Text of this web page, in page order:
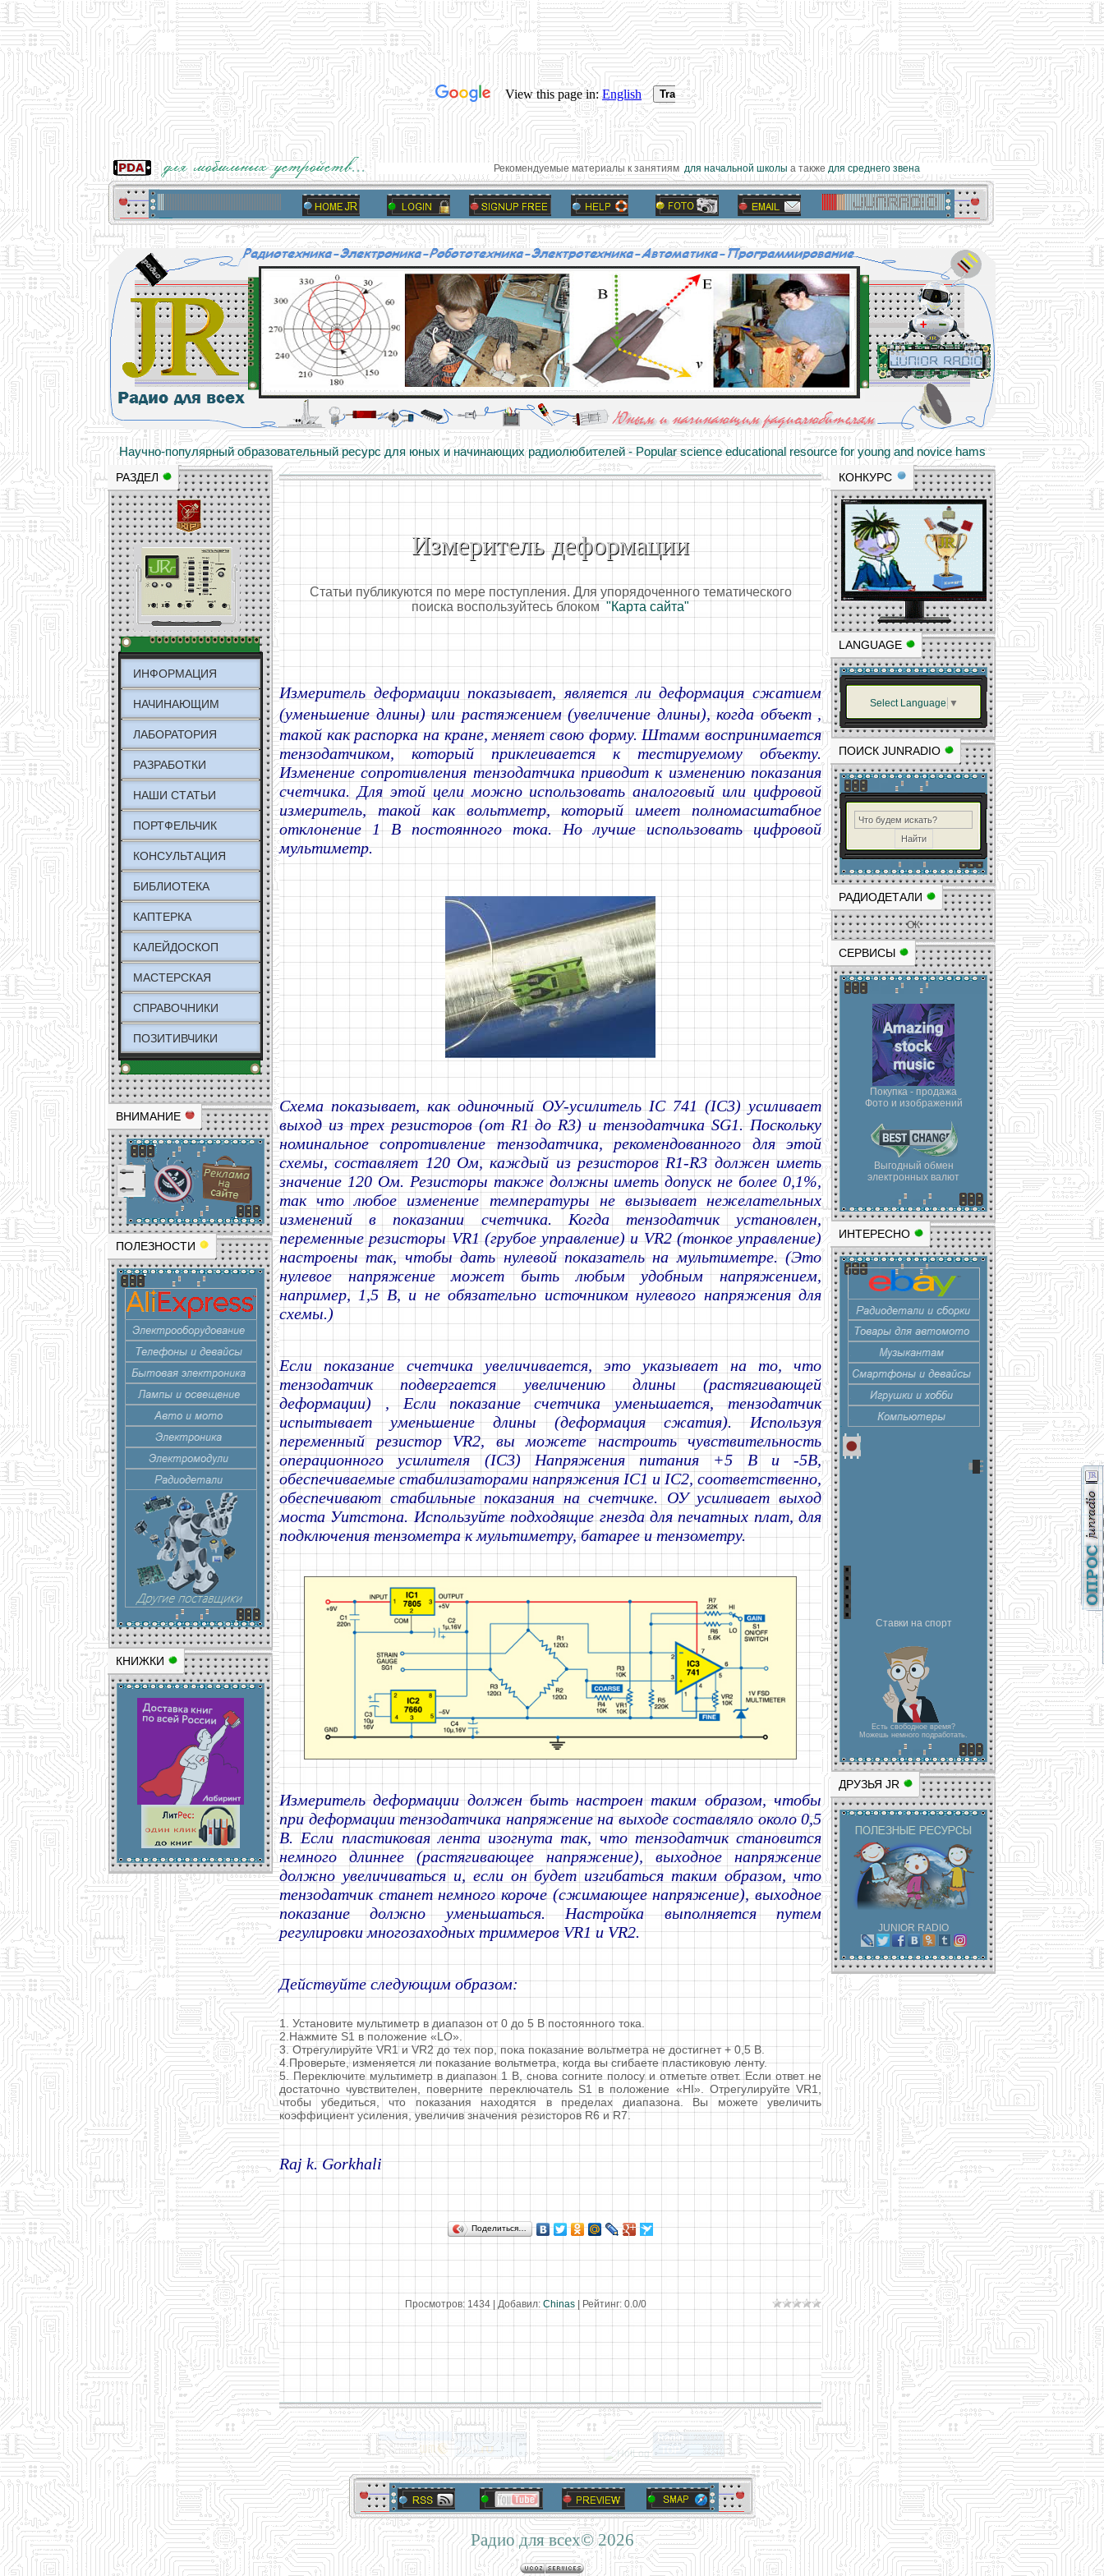
Рекомендуемые материалы к занятиямдля начальной школыа такжедля среднего звена
Научно-популярный образовательный ресурс для юных и начинающих радиолюбителей - Popular science educational resource for young and novice hams
Основы электричества, учебные материалы и опыт профессионалов - Basics of electricity, educational materials and professional experience
РАЗДЕЛ
ИНФОРМАЦИЯ
НАЧИНАЮЩИМ
ЛАБОРАТОРИЯ
РАЗРАБОТКИ
НАШИ СТАТЬИ
ПОРТФЕЛЬЧИК
КОНСУЛЬТАЦИЯ
БИБЛИОТЕКА
КАПТЕРКА
КАЛЕЙДОСКОП
МАСТЕРСКАЯ
СПРАВОЧНИКИ
ПОЗИТИВЧИКИ
ВНИМАНИЕ
ПОЛЕЗНОСТИ
КНИЖКИ
КОНКУРС
LANGUAGE
Select Language ▼
ПОИСК JUNRADIO
РАДИОДЕТАЛИ
ОК
СЕРВИСЫ
Покупка - продажа
Фото и изображений
Выгодный обмен
электронных валют
ИНТЕРЕСНО
Ставки на спорт
Есть свободное время?
Можешь немного подработать.
ДРУЗЬЯ JR
JUNIOR RADIO
Измеритель деформации
Статьи публикуются по мере поступления. Для упорядоченного тематического
поиска воспользуйтесь блоком "Карта сайта"
Измеритель деформации показывает, является ли деформация сжатием
(уменьшение длины) или растяжением (увеличение длины), когда объект ,
такой как распорка на кране, меняет свою форму. Штамм воспринимается
тензодатчиком, который приклеивается к тестируемому объекту.
Изменение сопротивления тензодатчика приводит к изменению показания
счетчика. Для этой цели можно использовать аналоговый или цифровой
измеритель, такой как вольтметр, который имеет полномасштабное
отклонение 1 В постоянного тока. Но лучше использовать цифровой
мультиметр.
Схема показывает, как одиночный ОУ-усилитель IC 741 (IC3) усиливает
выход из трех резисторов (от R1 до R3) и тензодатчика SG1. Поскольку
номинальное сопротивление тензодатчика, рекомендованного для этой
схемы, составляет 120 Ом, каждый из резисторов R1-R3 должен иметь
значение 120 Ом. Резисторы также должны иметь допуск не более 0,1%,
так что любое изменение температуры не вызывает нежелательных
изменений в показании счетчика. Когда тензодатчик установлен,
переменные резисторы VR1 (грубое управление) и VR2 (тонкое управление)
настроены так, чтобы дать нулевой показатель на мультиметре. (Это
нулевое напряжение может быть любым удобным напряжением,
например, 1,5 В, и не обязательно источником нулевого напряжения для
схемы.)
Если показание счетчика увеличивается, это указывает на то, что
тензодатчик подвергается увеличению длины (растягивающей
деформации) , Если показание счетчика уменьшается, тензодатчик
испытывает уменьшение длины (деформация сжатия). Используя
переменный резистор VR2, вы можете настроить чувствительность
операционного усилителя (IC3) Напряжения питания +5 В и -5В,
обеспечиваемые стабилизаторами напряжения IC1 и IC2, соответственно,
обеспечивают стабильные показания на счетчике. ОУ усиливает выход
моста Уитстона. Используйте подходящие гнезда для печатных плат, для
подключения тензометра к мультиметру, батарее и тензометру.
Измеритель деформации должен быть настроен таким образом, чтобы
при деформации тензодатчика напряжение на выходе составляло около 0,5
В. Если пластиковая лента изогнута так, что тензодатчик становится
немного длиннее (растягивающее напряжение), выходное напряжение
должно увеличиваться и, если он будет изгибаться таким образом, что
тензодатчик станет немного короче (сжимающее напряжение), выходное
показание должно уменьшаться. Настройка выполняется путем
регулировки многозаходных триммеров VR1 и VR2.
Действуйте следующим образом:
1. Установите мультиметр в диапазон от 0 до 5 В постоянного тока.
2.Нажмите S1 в положение «LO».
3. Отрегулируйте VR1 и VR2 до тех пор, пока показание вольтметра не достигнет + 0,5 В.
4.Проверьте, изменяется ли показание вольтметра, когда вы сгибаете пластиковую ленту.
5. Переключите мультиметр в диапазон 1 В, снова согните полосу и отметьте ответ. Если ответ не
достаточно чувствителен, поверните переключатель S1 в положение «HI». Отрегулируйте VR1,
чтобы убедиться, что показания находятся в пределах диапазона. Вы можете увеличить
коэффициент усиления, увеличив значения резисторов R6 и R7.
Raj k. Gorkhali
Поделиться…
Просмотров: 1434 Добавил: Chinas Рейтинг: 0.0/0
Радио для всех© 2026